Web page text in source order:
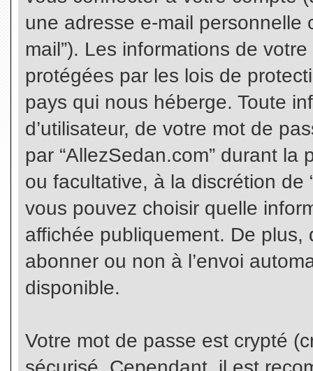
une adresse e-mail personnelle
mail”). Les informations de
protégées par les lois de
pays qui nous héberge. Toute
d’utilisateur, de votre mot de
par “AllezSedan.com” durant la
ou facultative, à la discrétion de
vous pouvez choisir quelle
affichée publiquement. De plus,
abonner ou non à l’envoi
disponible.
Votre mot de passe est crypté